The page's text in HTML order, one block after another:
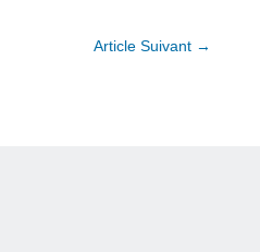
Article Suivant →